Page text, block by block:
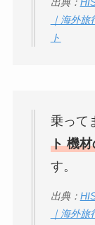
｜海外
ト
乗って
ト 機
す。
出典：
｜海外